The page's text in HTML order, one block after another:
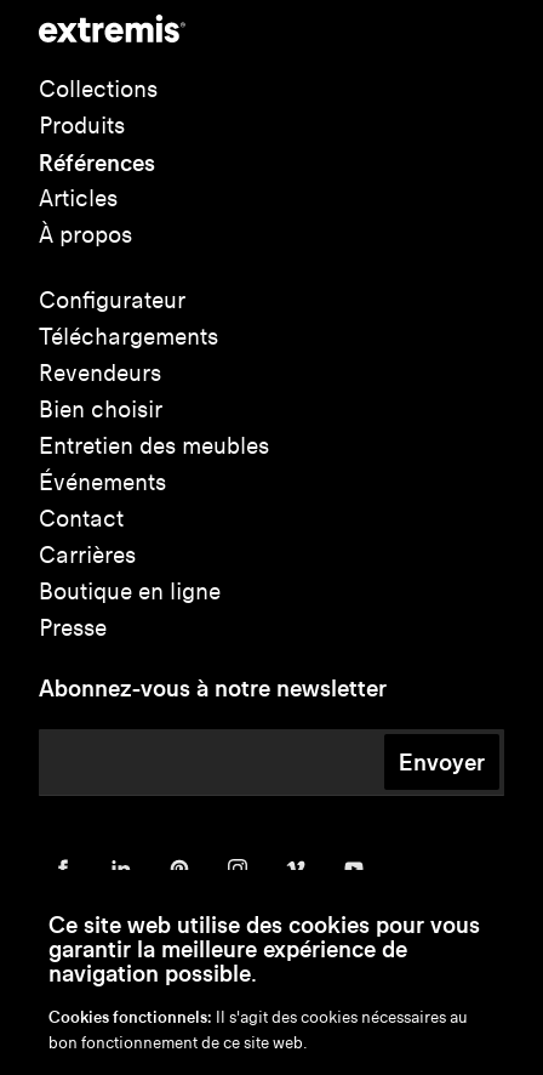
Collections
Produits
Références
Articles
À propos
Configurateur
Téléchargements
Revendeurs
Bien choisir
Entretien des meubles
Événements
Contact
Carrières
Boutique en ligne
Presse
Abonnez-vous à notre newsletter
Envoyer
en/nl/fr/de
Ce site web utilise des cookies pour vous
garantir la meilleure expérience de
navigation possible.
Cookies fonctionnels: Il s'agit des cookies nécessaires au
bon fonctionnement de ce site web.